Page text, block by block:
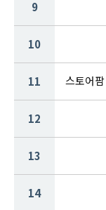
9
10
11 스토어
12
13
14